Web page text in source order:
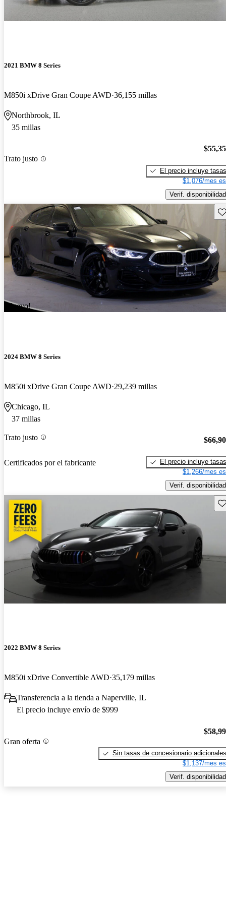
2021 BMW 8 Series
M850i xDrive Gran Coupe AWD 36,155 millas
Northbrook, IL
35 millas
Trato justo
El precio incluye tasas
$1,076/mes
Verif. disponibilidad
¡Nuevo!
2024 BMW 8 Series
M850i xDrive Gran Coupe AWD 29,239 millas
Chicago, IL
37 millas
Trato justo
Certificados por el fabricante
El precio incluye tasas
$1,266/mes
Verif. disponibilidad
2022 BMW 8 Series
M850i xDrive Convertible AWD 35,179 millas
Transferencia a la tienda a Naperville, IL
El precio incluye envío de $999
Gran oferta
Sin tasas de concesionario adicionales
$1,137/mes
Verif. disponibilidad